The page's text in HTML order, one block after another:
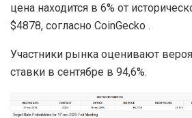
цена находится в 6% от
$4878, согласно CoinGecko .
Участники рынка оценивают
ставки в сентябре в 94,6%.